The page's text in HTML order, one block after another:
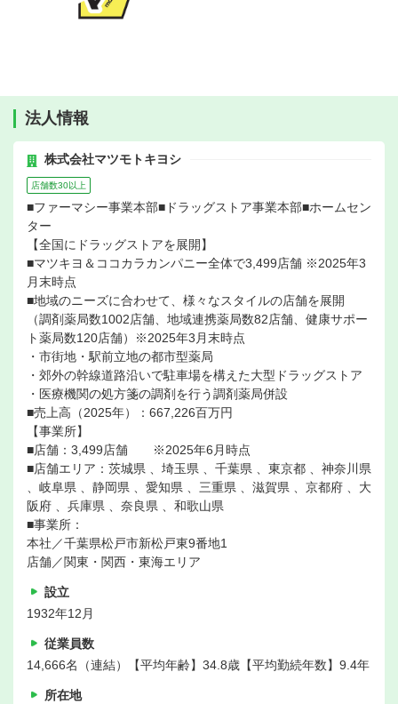
法人情報
株式会社マツモトキヨシ
店舗数30以上
■ファーマシー事業本部■ドラッグストア事業本部■ホームセン
ター
【全国にドラッグストアを展開】
■マツキヨ＆ココカラカンパニー全体で3,499店舗 ※2025年3
月末時点
■地域のニーズに合わせて、様々なスタイルの店舗を展開
（調剤薬局数1002店舗、地域連携薬局数82店舗、健康サポー
ト薬局数120店舗）※2025年3月末時点
・市街地・駅前立地の都市型薬局
・郊外の幹線道路沿いで駐車場を構えた大型ドラッグストア
・医療機関の処方箋の調剤を行う調剤薬局併設
■売上高（2025年）：667,226百万円
【事業所】
■店舗：3,499店舗 ※2025年6月時点
■店舗エリア：茨城県 、埼玉県 、千葉県 、東京都 、神奈川県
、岐阜県 、静岡県 、愛知県 、三重県 、滋賀県 、京都府 、大
阪府 、兵庫県 、奈良県 、和歌山県
■事業所：
本社／千葉県松戸市新松戸東9番地1
店舗／関東・関西・東海エリア
設立
1932年12月
従業員数
14,666名（連結）【平均年齢】34.8歳【平均勤続年数】9.4年
所在地